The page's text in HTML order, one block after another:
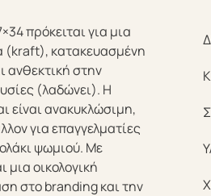
πρόκειται για μια
(kraft), κατακευασμένη
ανθεκτική στην
(λαδώνει). Η
είναι ανακυκλώσιμη,
για επαγγελματίες
ψωμιού. Με
οικολογική
στο branding και την